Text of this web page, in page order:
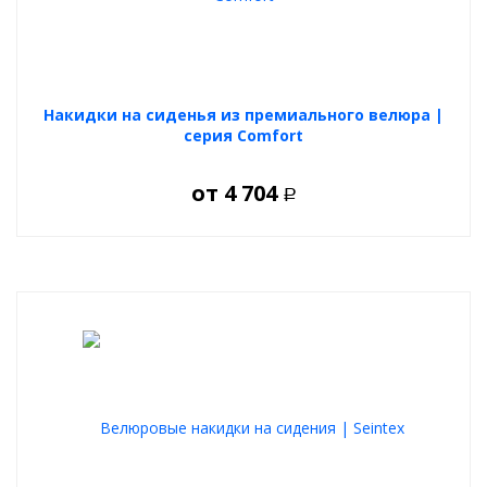
Накидки на сиденья из премиального велюра |
серия Comfort
от 4 704 Р